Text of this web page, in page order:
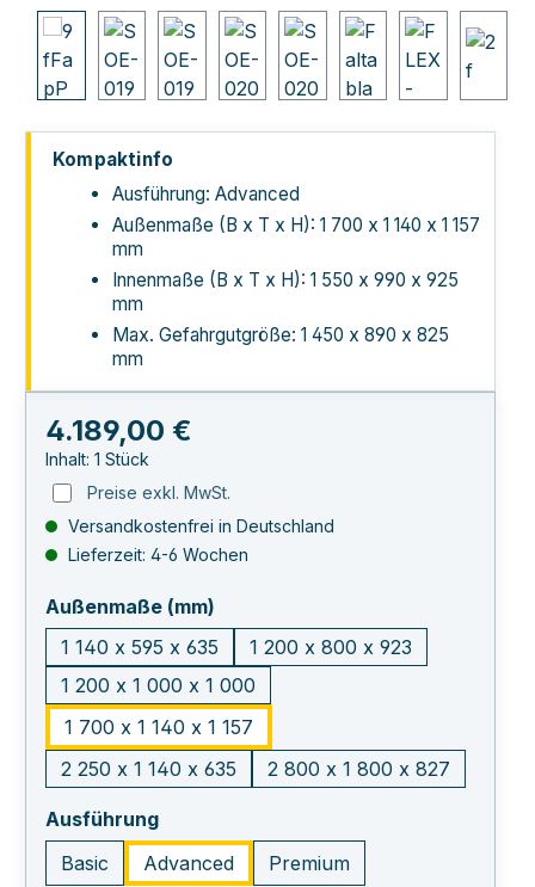
Kompaktinfo
Ausführung: Advanced
Außenmaße (B x T x H): 1 700 x 1 140 x 1 157
mm
Innenmaße (B x T x H): 1 550 x 990 x 925
mm
Max. Gefahrgutgröße: 1 450 x 890 x 825
mm
Regulärer Preis:
4.189,00 €
Inhalt: 1 Stück
Preise exkl. MwSt.
Versandkostenfrei in Deutschland
Lieferzeit: 4-6 Wochen
Außenmaße (mm)
1 140 x 595 x 635
1 200 x 800 x 923
1 200 x 1 000 x 1 000
1 700 x 1 140 x 1 157
2 250 x 1 140 x 635
2 800 x 1 800 x 827
Ausführungauswählen
Basic
Advanced Premium